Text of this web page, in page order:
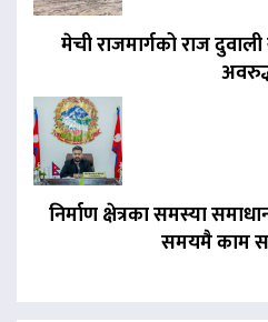
मेची राजमार्गको राज
निर्माण क्षेत्रका समस्या
समयमै काम